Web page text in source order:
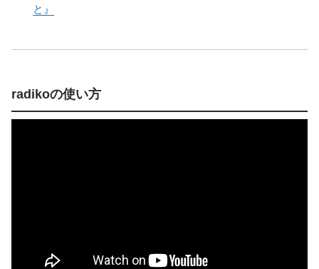
と』
radikoの使い方